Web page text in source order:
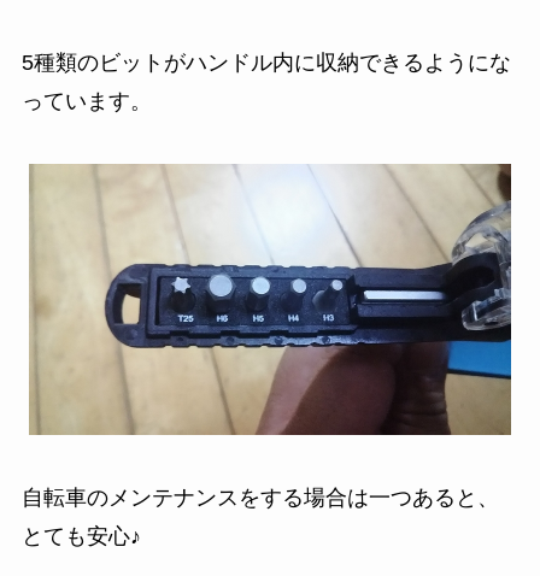
5種類のビットがハンドル内に収納できるようにな
っています。
自転車のメンテナンスをする場合は一つあると、
とても安心♪